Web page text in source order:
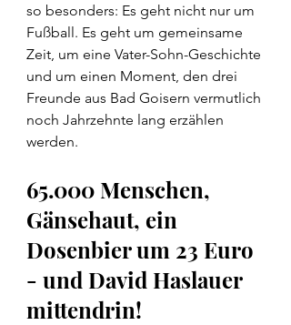
so besonders: Es geht nicht nur um
Fußball. Es geht um gemeinsame
Zeit, um eine Vater-Sohn-Geschichte
und um einen Moment, den drei
Freunde aus Bad Goisern vermutlich
noch Jahrzehnte lang erzählen
werden.
65.000 Menschen,
Gänsehaut, ein
Dosenbier um 23 Euro
- und David Haslauer
mittendrin!